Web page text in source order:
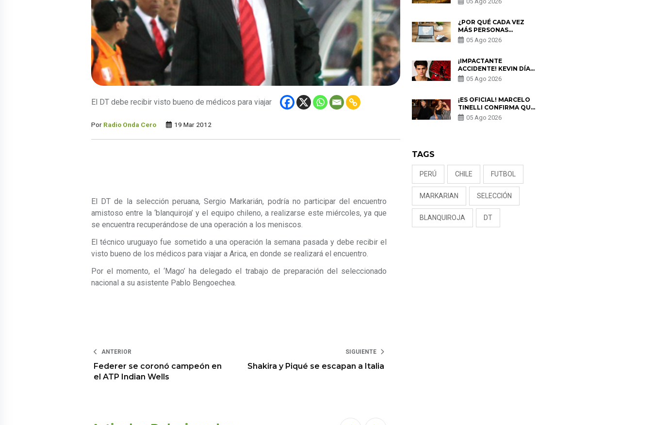
El DT debe recibir visto bueno de médicos para viajar
Por Radio Onda Cero 19 Mar 2012
El DT de la selección peruana, Sergio Markarián, podría no participar del encuentro
amistoso entre la ‘blanquiroja’ y el equipo chileno, a realizarse este miércoles, ya que
se encuentra recuperándose de una operación a los meniscos.
El técnico uruguayo fue sometido a una operación la semana pasada y debe recibir el
visto bueno de los médicos para viajar a Arica, en donde se realizará el encuentro.
Por el momento, el ‘Mago’ ha delegado el trabajo de preparación del seleccionado
nacional a su asistente Pablo Bengoechea.
ANTERIOR
Federer se coronó campeón en
el ATP Indian Wells
SIGUIENTE
Shakira y Piqué se escapan a Italia
HISTORIA
¿POR QUÉ CADA VEZ
MÁS PERSONAS
UTILIZAN UNA VPN
PARA PROTEGER SU
05 Ago 2026
¡IMPACTANTE
ACCIDENTE! KEVIN DÍAZ
CAE DESDE OCHO
METROS EN “ESTO ES
PREOCUPACIÓN
05 Ago 2026
¡ES OFICIAL! MARCELO
TINELLI CONFIRMA QUE
REGRESÓ CON MILETT
FIGUEROA: “EL AMOR
05 Ago 2026
TAGS
PERÚ CHILE FUTBOL
MARKARIAN SELECCIÓN
BLANQUIROJA DT